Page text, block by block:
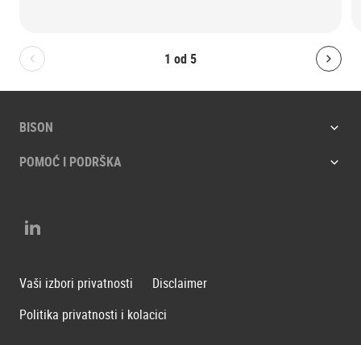
1 od 5
Bolton.General.PreviousSlide
BISON
POMOĆ I PODRŠKA
LinkedIn
Vaši izbori privatnosti
Disclaimer
Politika privatnosti i kolacici